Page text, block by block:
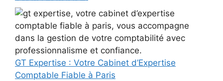
GT Expertise : Votre Cabinet d’Expertise
Comptable Fiable à Paris